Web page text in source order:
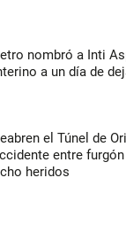
nombró a Inti
a un día de
el Túnel de
entre
heridos